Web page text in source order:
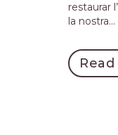
restaurar
la nostra...